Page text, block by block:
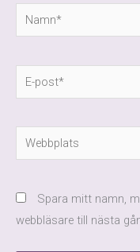
Namn*
post*
Webbplats
Spara mitt namn,
webbläsare till nästa